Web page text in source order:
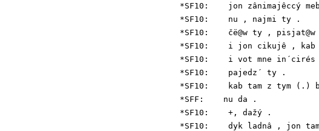
*SF10:    jon zânimajêccý
*SF10:    nu , najmi ty .
*SF10:    čë@w ty ,
*SF10:    i jon cikujê , kab
*SF10:    i vot mne in´cirés
*SF10:    pajedz´ ty .
*SF10:    kab tam z tym (.)
*SFF:    nu da .
*SF10:    +, dažý .
*SF10:    dyk ladnâ , jon